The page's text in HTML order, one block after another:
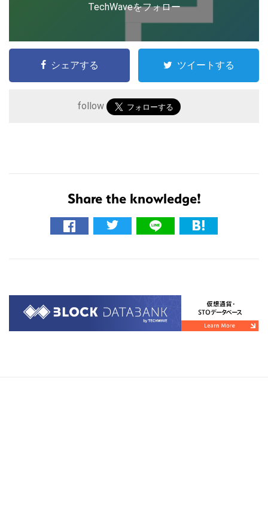
TechWaveをフォロー
シェアする ツイートする
follow
Share the knowledge!
こ